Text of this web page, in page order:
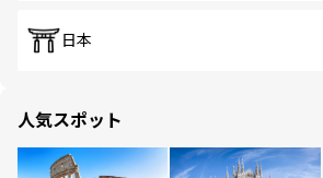
日本
人気スポット